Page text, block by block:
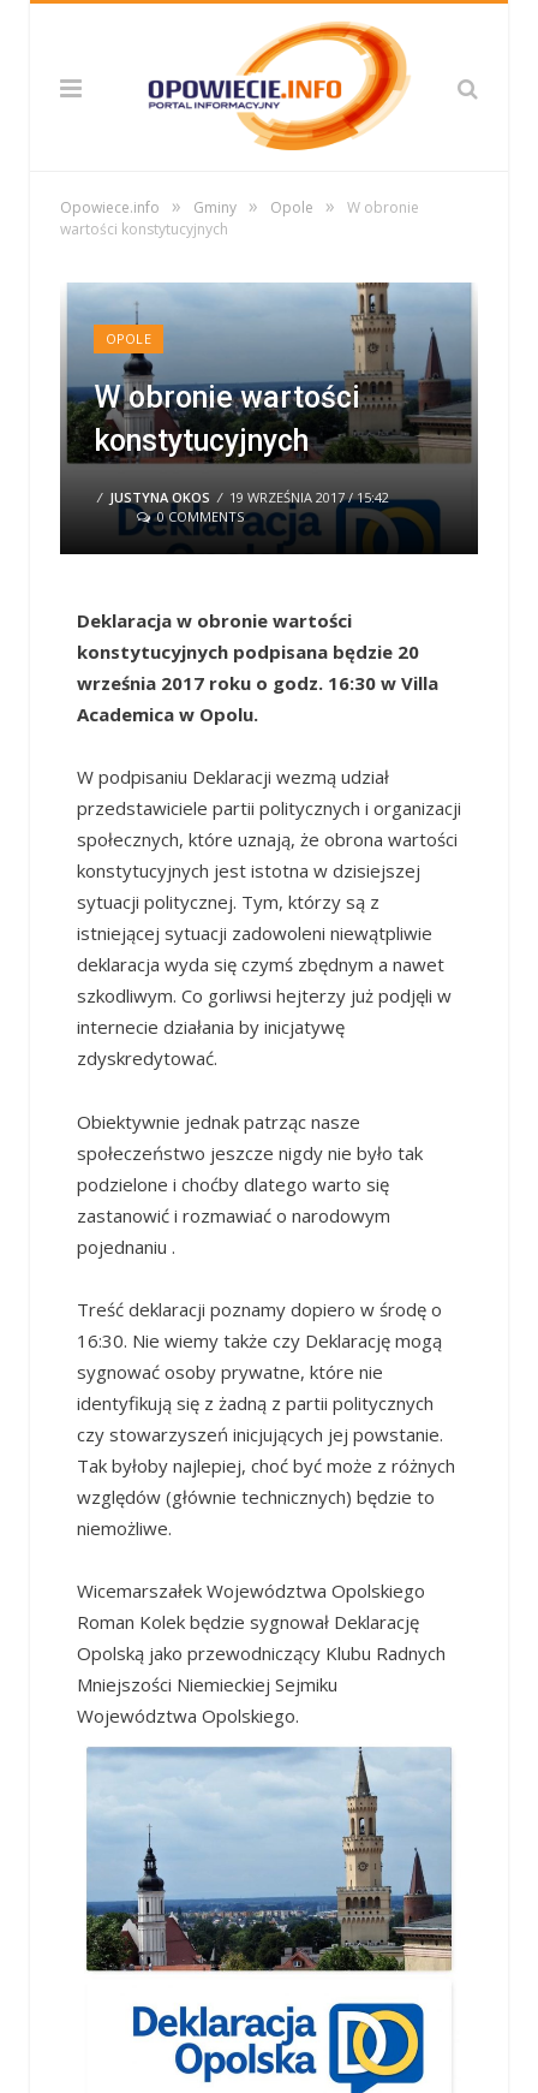
Opowiece.info » Gminy » Opole »
W obronie
wartości konstytucyjnych
OPOLE
W obronie wartości
konstytucyjnych
/ JUSTYNA OKOS / 19 WRZEŚNIA 2017 / 15:42
0 COMMENTS
Deklaracja w obronie wartości
konstytucyjnych podpisana będzie 20
września 2017 roku o godz. 16:30 w Villa
Academica w Opolu.
W podpisaniu Deklaracji wezmą udział
przedstawiciele partii politycznych i organizacji
społecznych, które uznają, że obrona wartości
konstytucyjnych jest istotna w dzisiejszej
sytuacji politycznej. Tym, którzy są z
istniejącej sytuacji zadowoleni niewątpliwie
deklaracja wyda się czymś zbędnym a nawet
szkodliwym. Co gorliwsi hejterzy już podjęli w
internecie działania by inicjatywę
zdyskredytować.
Obiektywnie jednak patrząc nasze
społeczeństwo jeszcze nigdy nie było tak
podzielone i choćby dlatego warto się
zastanowić i rozmawiać o narodowym
pojednaniu .
Treść deklaracji poznamy dopiero w środę o
16:30. Nie wiemy także czy Deklarację mogą
sygnować osoby prywatne, które nie
identyfikują się z żadną z partii politycznych
czy stowarzyszeń inicjujących jej powstanie.
Tak byłoby najlepiej, choć być może z różnych
względów (głównie technicznych) będzie to
niemożliwe.
Wicemarszałek Województwa Opolskiego
Roman Kolek będzie sygnował Deklarację
Opolską jako przewodniczący Klubu Radnych
Mniejszości Niemieckiej Sejmiku
Województwa Opolskiego.